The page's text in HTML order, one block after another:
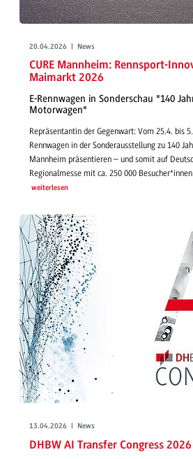
20.04.2026 | News
CURE Mannheim: Rennsport-
Maimarkt 2026
E-Rennwagen in Sonderschau "140
Motorwagen"
Repräsentantin der Gegenwart: Vom 25.4. bis
Rennwagen in der Sonderausstellung zu 140
Mannheim präsentieren – und somit auf
Regionalmesse mit ca. 250 000
weiterlesen
13.04.2026 | News
DHBW AI Transfer Congress 2026